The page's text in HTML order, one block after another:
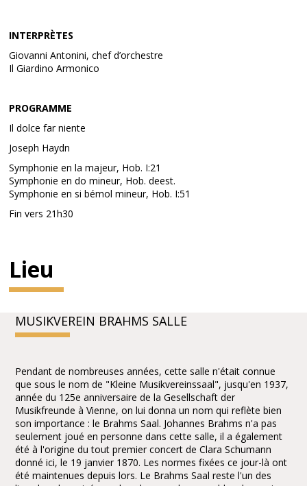
INTERPRÈTES
Giovanni Antonini, chef d’orchestre
Il Giardino Armonico
PROGRAMME
Il dolce far niente
Joseph Haydn
Symphonie en la majeur, Hob. I:21
Symphonie en do mineur, Hob. deest.
Symphonie en si bémol mineur, Hob. I:51
Fin vers 21h30
Lieu
MUSIKVEREIN BRAHMS SALLE
Pendant de nombreuses années, cette salle n'était connue
que sous le nom de "Kleine Musikvereinssaal", jusqu'en 1937,
année du 125e anniversaire de la Gesellschaft der
Musikfreunde à Vienne, on lui donna un nom qui reflète bien
son importance : le Brahms Saal. Johannes Brahms n'a pas
seulement joué en personne dans cette salle, il a également
été à l'origine du tout premier concert de Clara Schumann
donné ici, le 19 janvier 1870. Les normes fixées ce jour-là ont
été maintenues depuis lors. Le Brahms Saal reste l'un des